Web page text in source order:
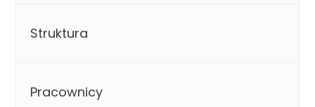
Struktura
Pracownicy